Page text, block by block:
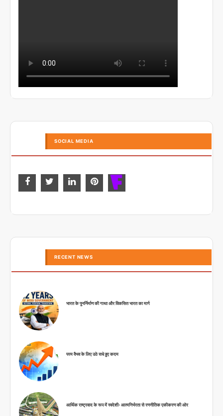
SOCIAL MEDIA
RECENT NEWS
भारत के पुनर्निर्माण की गाथा और विकसित भारत का मार्ग
परम वैभव के लिए उठे सधे हुए कदम
आर्थिक राष्ट्रवाद के रूप में स्वदेशीः आत्मनिर्भरता से रणनीतिक एकीकरण की ओर